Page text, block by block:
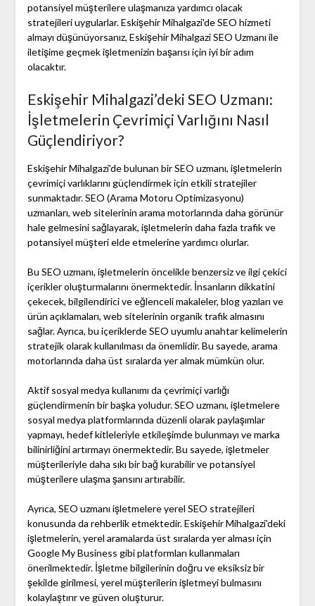
potansiyel müşterilere ulaşmanıza yardımcı olacak
stratejileri uygularlar. Eskişehir Mihalgazi'de SEO hizmeti
almayı düşünüyorsanız, Eskişehir Mihalgazi SEO Uzmanı ile
iletişime geçmek işletmenizin başarısı için iyi bir adım
olacaktır.
Eskişehir Mihalgazi’deki SEO Uzmanı:
İşletmelerin Çevrimiçi Varlığını Nasıl
Güçlendiriyor?
Eskişehir Mihalgazi'de bulunan bir SEO uzmanı, işletmelerin
çevrimiçi varlıklarını güçlendirmek için etkili stratejiler
sunmaktadır. SEO (Arama Motoru Optimizasyonu)
uzmanları, web sitelerinin arama motorlarında daha görünür
hale gelmesini sağlayarak, işletmelerin daha fazla trafik ve
potansiyel müşteri elde etmelerine yardımcı olurlar.
Bu SEO uzmanı, işletmelerin öncelikle benzersiz ve ilgi çekici
içerikler oluşturmalarını önermektedir. İnsanların dikkatini
çekecek, bilgilendirici ve eğlenceli makaleler, blog yazıları ve
ürün açıklamaları, web sitelerinin organik trafik almasını
sağlar. Ayrıca, bu içeriklerde SEO uyumlu anahtar kelimelerin
stratejik olarak kullanılması da önemlidir. Bu sayede, arama
motorlarında daha üst sıralarda yer almak mümkün olur.
Aktif sosyal medya kullanımı da çevrimiçi varlığı
güçlendirmenin bir başka yoludur. SEO uzmanı, işletmelere
sosyal medya platformlarında düzenli olarak paylaşımlar
yapmayı, hedef kitleleriyle etkileşimde bulunmayı ve marka
bilinirliğini artırmayı önermektedir. Bu sayede, işletmeler
müşterileriyle daha sıkı bir bağ kurabilir ve potansiyel
müşterilere ulaşma şansını artırabilir.
Ayrıca, SEO uzmanı işletmelere yerel SEO stratejileri
konusunda da rehberlik etmektedir. Eskişehir Mihalgazi'deki
işletmelerin, yerel aramalarda üst sıralarda yer alması için
Google My Business gibi platformları kullanmaları
önerilmektedir. İşletme bilgilerinin doğru ve eksiksiz bir
şekilde girilmesi, yerel müşterilerin işletmeyi bulmasını
kolaylaştırır ve güven oluşturur.